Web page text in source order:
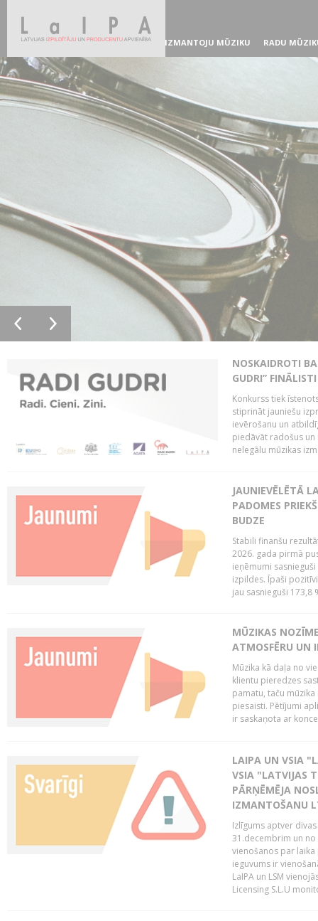
IZMANTOJU MŪZIKU RADU
NOSKAIDROTI
GUDRI” FINĀLISTI
Konkurss tiek
stiprināt jauniešu
ievērošanu un
piedāvāt radošus
nelegālu mūzikas
JAUNIEVĒLĒTĀ
PADOMES
BUDZE
Stabili finanšu
2026. gada pirmā
ieņēmumi
izpildes. Īpaši
jau sasnieguši 173,8
MŪZIKAS
ATMOSFĒRU UN
Mūzika kā daļa no
klientu pieredzes
pamatu, taču
piesaisti. Pētījumi
ir saskaņota ar
LAIPA UN VSIA
VSIA "LATVIJAS
PĀRŅĒMĒJA
IZMANTOŠANU
Izlīgums aptver
31.decembrim un no
vienošanos par
ieguvums ir
LaIPA un LSM
Licensing S.L.U